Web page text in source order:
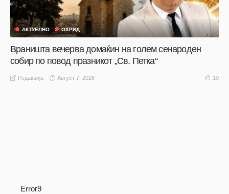
АКТУЕЛНО ОХРИД
Враништа вечерва домаќин на голем сенароден
собир по повод празникот „Св. Петка“
Редакција Август 7, 2026 10
Error9